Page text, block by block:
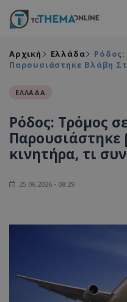
Αρχική Ελλάδα
Παρουσιάστηκε Βλάβη
ΕΛΛΑΔΑ
Ρόδος: Τρόμος
Παρουσιάστηκε
κινητήρα, τι
25.06.2026 - 08:29